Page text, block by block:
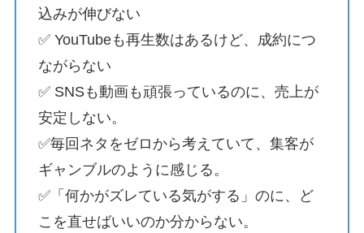
込みが伸びない
✅ YouTubeも再生数はあるけど、成約につ
ながらない
✅ SNSも動画も頑張っているのに、売上が
安定しない。
✅毎回ネタをゼロから考えていて、集客が
ギャンブルのように感じる。
✅「何かがズレている気がする」のに、ど
こを直せばいいのか分からない。